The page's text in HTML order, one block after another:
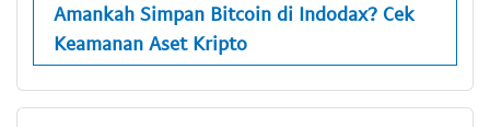
Amankah Simpan Bitcoin di Indodax? Cek
Keamanan Aset Kripto